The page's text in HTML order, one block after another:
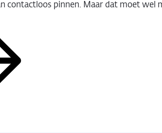
contactloos pinnen. Maar dat moet wel